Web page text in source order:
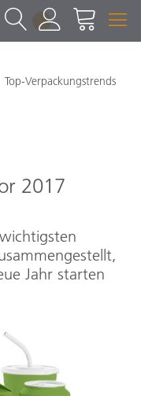
1
Top-Verpackungstrends
2017
Jahr starten